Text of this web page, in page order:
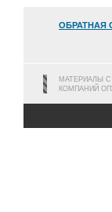
ОБРАТНАЯ
МАТЕРИАЛЫ
КОМПАНИЙ